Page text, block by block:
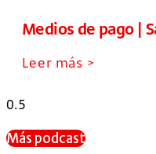
Medios de pago |
Leer más >
Más podcast